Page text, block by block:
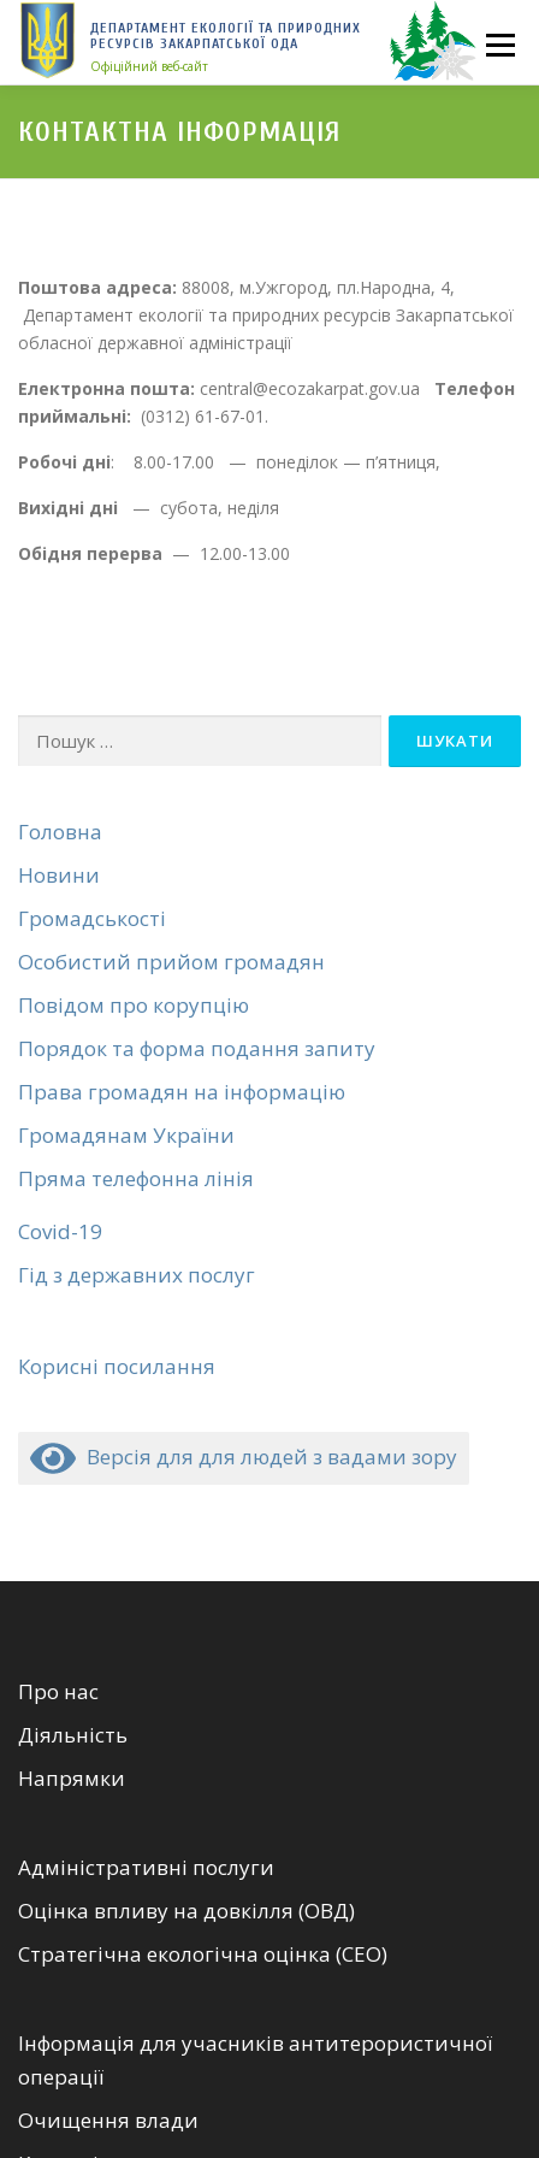
Перейти
вмісту
ДЕПАРТАМЕНТ ЕКОЛОГІЇ ТА ПРИРОДНИХ
РЕСУРСІВ ЗАКАРПАТСЬКОЇ ОДА
Офіційний веб-сайт
Меню
ГОЛОВНА НОВИНИ ГРОМАДСЬКОСТІ
КОНТАКТНА ІНФОРМАЦІЯ
Поштова адреса: 88008, м.Ужгород, пл.Народна, 4,
Департамент екології та природних ресурсів Закарпатської
обласної державної адміністрації
Електронна пошта: central@ecozakarpat.gov.ua Телефон
приймальні: (0312) 61-67-01.
Робочі дні: 8.00-17.00 — понеділок — п’ятниця,
Вихідні дні
— субота, неділя
Обідня перерва — 12.00-13.00
Головна
Новини
Громадськості
Особистий прийом громадян
Повідом про корупцію
Порядок та форма подання запиту
Права громадян на інформацію
Громадянам України
Пряма телефонна лінія
Covid-19
Гід з державних послуг
Корисні посилання
Версія для для людей з вадами зору
Про нас
Діяльність
Напрямки
Адміністративні послуги
Оцінка впливу на довкілля (ОВД)
Стратегічна екологічна оцінка (СЕО)
Інформація для учасників антитерористичної
операції
Очищення влади